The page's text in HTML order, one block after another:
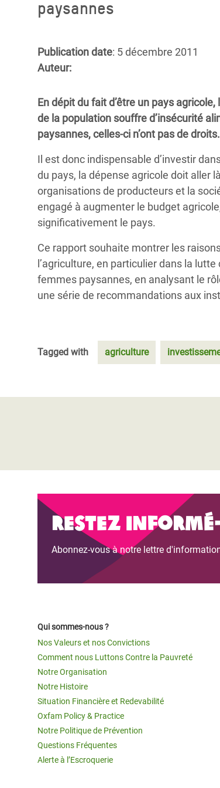
Conflits et Catastrophes
Services Essentiels
Gender, Rights, and Justice
#MonClimatMonAvenir
Derrière notre Alimentation
paysannes
Publication date: 5 décembre 2011
Auteur:
En dépit du fait d’être un pays
de la population souffre d’insécurité
paysannes, celles-ci n’ont pas de droits.
Il est donc indispensable d’investir
du pays, la dépense agricole doit aller
organisations de producteurs et la
engagé à augmenter le budget
significativement le pays.
Ce rapport souhaite montrer les
l’agriculture, en particulier dans la
femmes paysannes, en analysant le
une série de recommandations aux
Tagged with agriculture
Restez
Abonnez-vous à notre lettre
Qui sommes-nous ?
Nos Valeurs et nos Convictions
Comment nous Luttons Contre la Pauvreté
Notre Organisation
Notre Histoire
Situation Financière et Redevabilité
Oxfam Policy & Practice
Notre Politique de Prévention
Questions Fréquentes
Alerte à l’Escroquerie